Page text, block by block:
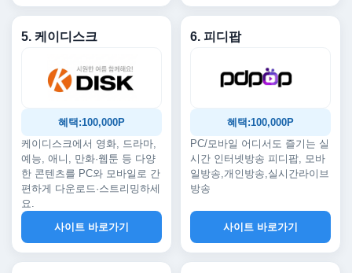
5. 케이디스크
혜택:100,000P
케이디스크에서 영화, 드라마,
예능, 애니, 만화·웹툰 등 다양
한 콘텐츠를 PC와 모바일로 간
편하게 다운로드·스트리밍하세
요.
사이트 바로가기
6. 피디팝
혜택:100,000P
PC/모바일 어디서도 즐기는 실
시간 인터넷방송 피디팝, 모바
일방송,개인방송,실시간라이브
방송
사이트 바로가기